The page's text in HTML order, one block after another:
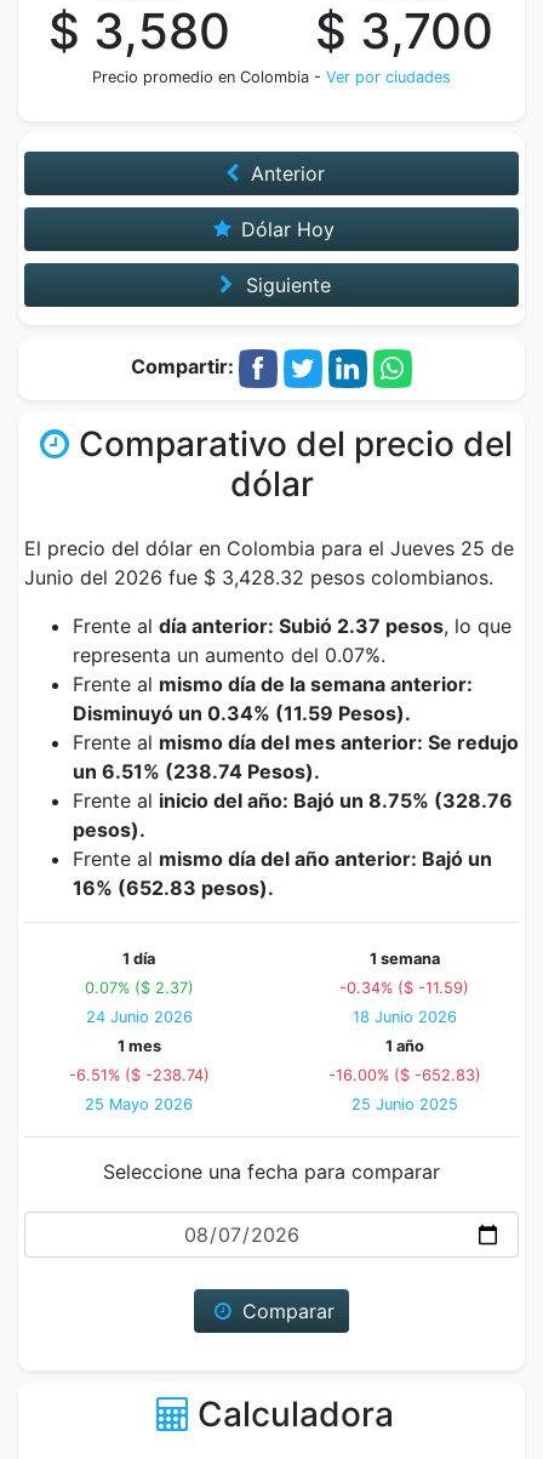
$ 3,580 $ 3,700
Precio promedio en Colombia - Ver por ciudades
Anterior
Dólar Hoy
Siguiente
Compartir:
Comparativo del precio del
dólar
El precio del dólar en Colombia para el Jueves 25 de
Junio del 2026 fue $ 3,428.32 pesos colombianos.
Frente al día anterior: Subió 2.37 pesos, lo que
representa un aumento del 0.07%.
Frente al mismo día de la semana anterior:
Disminuyó un 0.34% (11.59 Pesos).
Frente al mismo día del mes anterior: Se redujo
un 6.51% (238.74 Pesos).
Frente al inicio del año: Bajó un 8.75% (328.76
pesos).
Frente al mismo día del año anterior: Bajó un
16% (652.83 pesos).
1 día
0.07% ($ 2.37)
24 Junio 2026
1 semana
-0.34% ($ -11.59)
18 Junio 2026
1 mes
-6.51% ($ -238.74)
25 Mayo 2026
1 año
-16.00% ($ -652.83)
25 Junio 2025
Seleccione una fecha para comparar
Fecha
Comparar
Calculadora